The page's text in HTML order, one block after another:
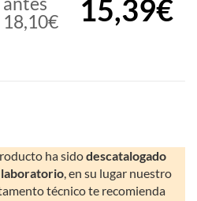
18,10€
15,39€
ha sidodescatalogado
, en su lugar nuestro
técnico te recomienda